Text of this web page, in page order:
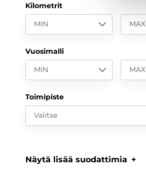
Kilometrit
MIN MAX
Vuosimalli
MIN MAX
Toimipiste
Valitse
Näytä lisää suodattimia